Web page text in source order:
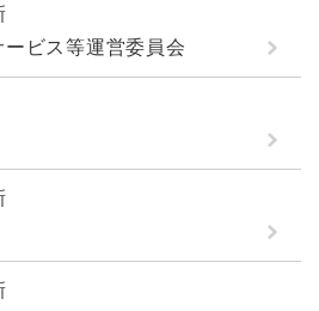
ビス等運営委員会